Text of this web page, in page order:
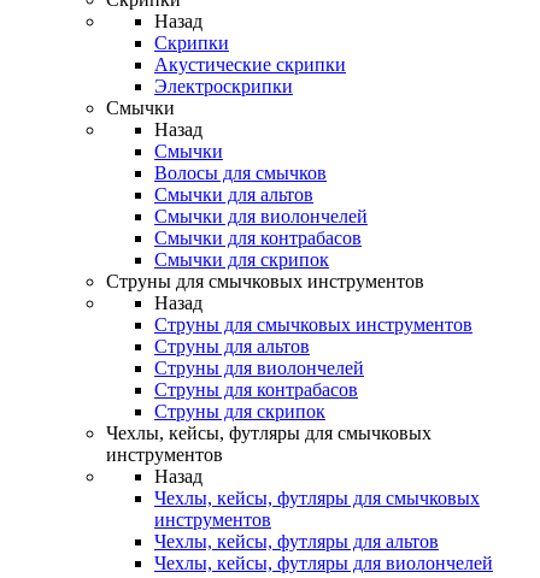
Назад
Скрипки
Акустические скрипки
Электроскрипки
Смычки
Назад
Смычки
Волосы для смычков
Смычки для альтов
Смычки для виолончелей
Смычки для контрабасов
Смычки для скрипок
Струны для смычковых инструментов
Назад
Струны для смычковых инструментов
Струны для альтов
Струны для виолончелей
Струны для контрабасов
Струны для скрипок
Чехлы, кейсы, футляры для смычковых
инструментов
Назад
Чехлы, кейсы, футляры для смычковых
инструментов
Чехлы, кейсы, футляры для альтов
Чехлы, кейсы, футляры для виолончелей